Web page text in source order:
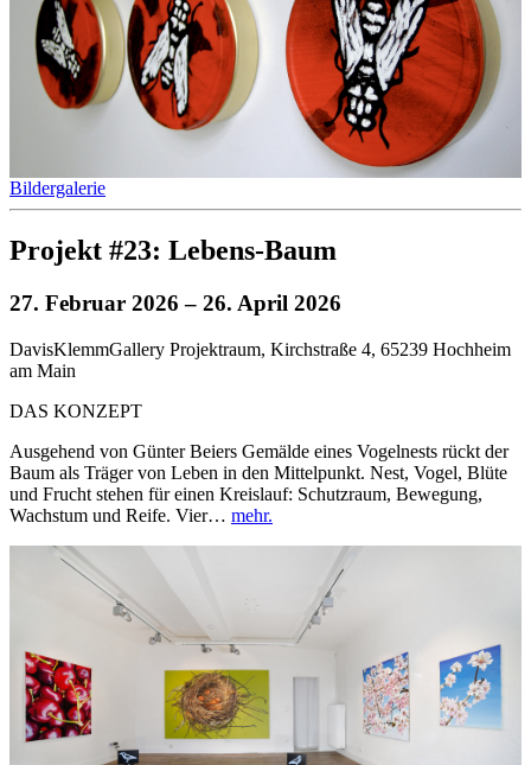
Bildergalerie
Projekt #23: Lebens-Baum
27. Februar 2026 – 26. April 2026
DavisKlemmGallery Projektraum, Kirchstraße 4, 65239 Hochheim
am Main
DAS KONZEPT
Ausgehend von Günter Beiers Gemälde eines Vogelnests rückt der
Baum als Träger von Leben in den Mittelpunkt. Nest, Vogel, Blüte
und Frucht stehen für einen Kreislauf: Schutzraum, Bewegung,
Wachstum und Reife. Vier… mehr.